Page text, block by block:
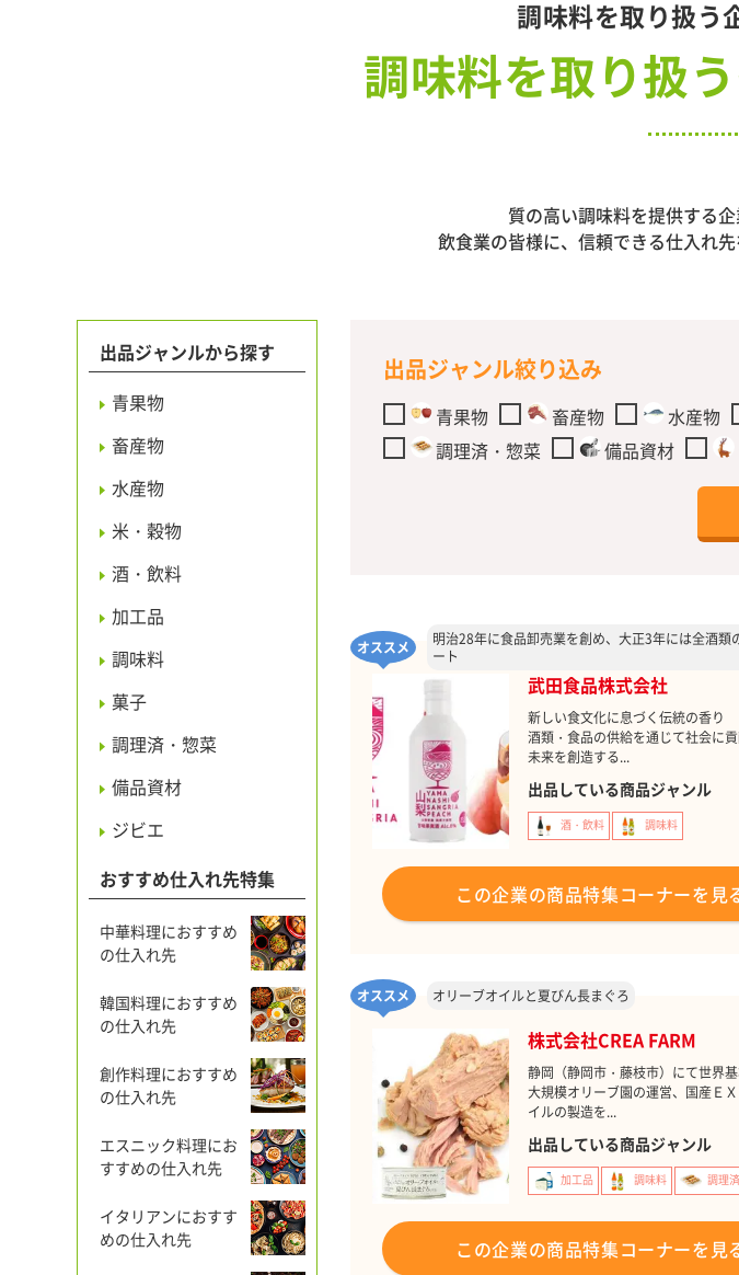
調味料を取り扱う
調味料を取り扱
質の高い調味料を提供する
飲食業の皆様に、信頼できる仕入れ
出品ジャンル絞り込み
青果物 畜産物 水産物
調理済・惣菜
備品資材
オススメ
明治28年に食品卸売業を創め、大正3年には全酒類
ート
武田食品株式会社
新しい食文化に息づく伝統の香り
酒類・食品の供給を通じて社会に
未来を創造する...
出品している商品ジャンル
酒・飲料 調味料
この企業の商品特集コーナーを見
オススメ オリーブオイルと夏びん長まぐろ
株式会社CREA FARM
静岡（静岡市・藤枝市）にて世界
大規模オリーブ園の運営、国産Ｅ
イルの製造を...
出品している商品ジャンル
加工品 調味料 調理
この企業の商品特集コーナーを見
出品ジャンルから探す
青果物
畜産物
水産物
米・穀物
酒・飲料
加工品
調味料
菓子
調理済・惣菜
備品資材
ジビエ
おすすめ仕入れ先特集
中華料理におすすめ
の仕入れ先
韓国料理におすすめ
の仕入れ先
創作料理におすすめ
の仕入れ先
エスニック料理にお
すすめの仕入れ先
イタリアンにおすす
めの仕入れ先